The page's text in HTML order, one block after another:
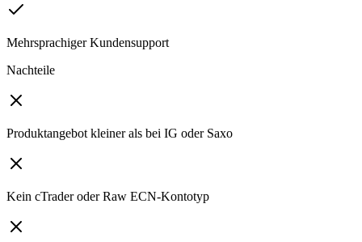
Mehrsprachiger Kundensupport
Nachteile
Produktangebot kleiner als bei IG oder Saxo
Kein cTrader oder Raw ECN-Kontotyp